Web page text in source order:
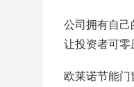
公司拥有自己
让投资者可零
欧莱诺节能门